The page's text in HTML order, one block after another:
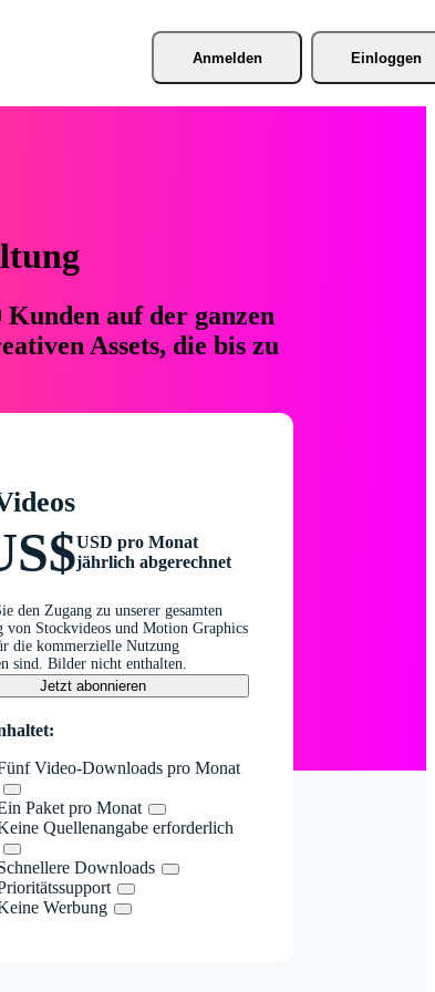
Anmelden Einloggen
auf der ganzen
Assets, die bis zu
USD pro Monat
jährlich abgerechnet
den Zugang zu unserer gesamten
von Stockvideos und Motion Graphics
die kommerzielle Nutzung
sind. Bilder nicht enthalten.
Jetzt abonnieren
Video-Downloads pro Monat
Paket pro Monat
Quellenangabe erforderlich
Downloads
Werbung